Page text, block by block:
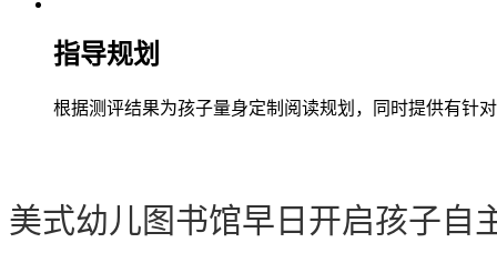
指导规划
根据测评结果为孩子量身定制阅读规划，同时提供有针
美式幼儿图书馆早日开启孩子自